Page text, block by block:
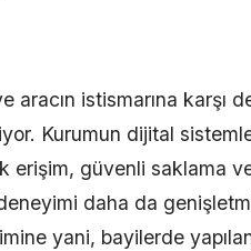
istismarına karşı
Kurumun dijital
erişim, güvenli saklama
daha da
yani, bayilerde